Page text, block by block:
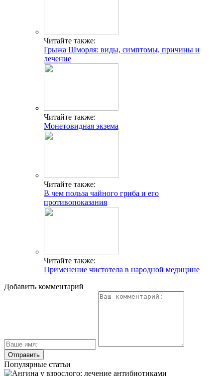
Читайте также:
Грыжа Шморля: виды, симптомы, причины и
лечение
Читайте также:
Монетовидная экзема
Читайте также:
В чем польза чайного гриба и его
противопоказания
Читайте также:
Применение чистотела в народной медицине
Добавить комментарий
Популярные статьи